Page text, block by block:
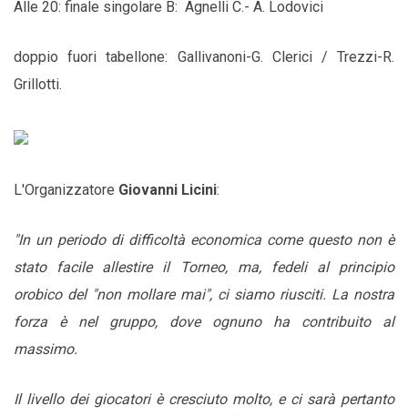
Alle 20: finale singolare B: Agnelli C.- A. Lodovici
doppio fuori tabellone: Gallivanoni-G. Clerici / Trezzi-R.
Grillotti.
L'Organizzatore Giovanni Licini:
"In un periodo di difficoltà economica come questo non è
stato facile allestire il Torneo, ma, fedeli al principio
orobico del "non mollare mai", ci siamo riusciti. La nostra
forza è nel gruppo, dove ognuno ha contribuito al
massimo.
Il livello dei giocatori è cresciuto molto, e ci sarà pertanto